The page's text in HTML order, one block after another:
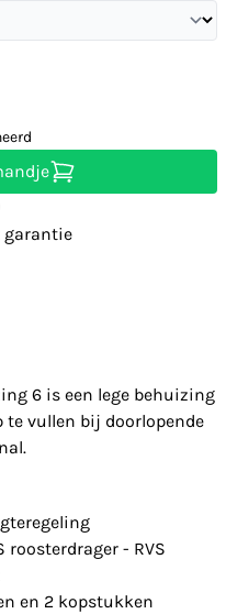
garantie
6 is een lege behuizing
vullen bij doorlopende
- RVS
en 2 kopstukken